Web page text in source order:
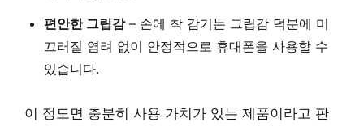
편안한 그립감– 손에 착 감기는 그립감 덕분에 미
끄러질 염려 없이 안정적으로 휴대폰을 사용할 수
있습니다.
이 정도면 충분히 사용 가치가 있는 제품이라고 판